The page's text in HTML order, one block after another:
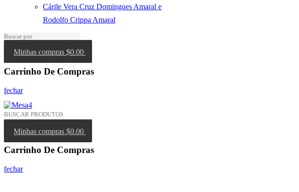
Cárile Vera Cruz Domingues Amaral e
Rodolfo Crippa Amaral
Minhas compras $0.00
Carrinho De Compras
fechar
Minhas compras $0.00
Carrinho De Compras
fechar